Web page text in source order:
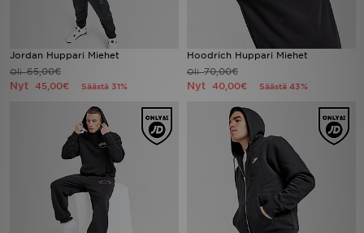
Jordan Huppari Miehet
Oli65,00€
Nyt 45,00€ Säästä 31%
Hoodrich Huppari Miehet
Oli70,00€
Nyt 40,00€ Säästä 43%
Asiakaspalvelu ja tietoa